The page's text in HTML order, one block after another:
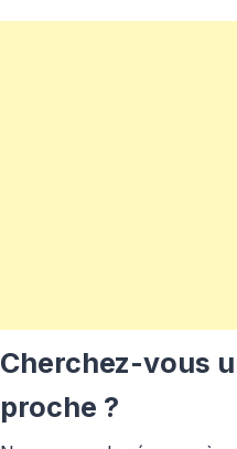
Cherchez-vous
proche ?